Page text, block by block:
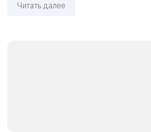
Читать далее